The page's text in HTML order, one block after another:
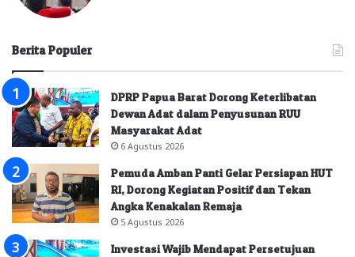
Berita Populer
DPRP Papua Barat Dorong Keterlibatan
Dewan Adat dalam Penyusunan RUU
Masyarakat Adat
6 Agustus 2026
Pemuda Amban Panti Gelar Persiapan HUT
RI, Dorong Kegiatan Positif dan Tekan
Angka Kenakalan Remaja
5 Agustus 2026
Investasi Wajib Mendapat Persetujuan